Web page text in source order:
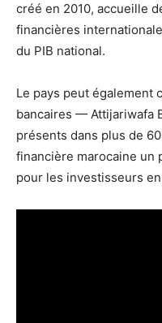
créé en 2010, accueille
financières
du PIB national.
Le pays peut également
bancaires — Attijariwafa
présents dans plus de
financière marocaine un
pour les investisseurs